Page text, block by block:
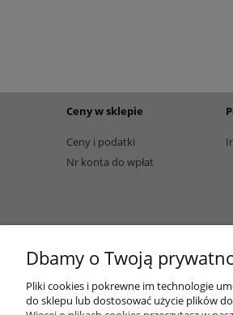
Ceny w sklepie
Ceny i podatki
Nr konta do wpłat
Dbamy o Twoją
Pliki cookies i pokrewne im technologie
do sklepu lub dostosować użycie plików